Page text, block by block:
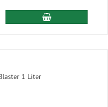
In den